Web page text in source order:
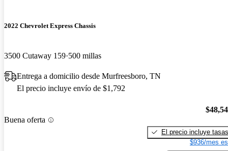
2022 Chevrolet Express Chassis
3500 Cutaway 159 500 millas
Entrega a domicilio desde Murfreesboro, TN
El precio incluye envío de $1,792
Buena oferta
El precio incluye tasas
$936/mes